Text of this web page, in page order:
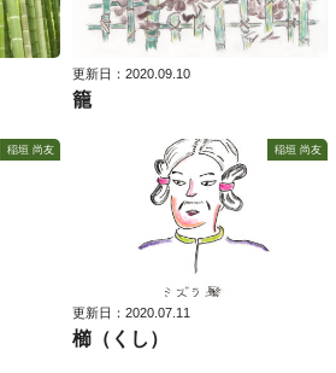
更新日：2020.09.10
籠
稲垣 尚友 稲垣 尚友
更新日：2020.07.11
櫛（くし）